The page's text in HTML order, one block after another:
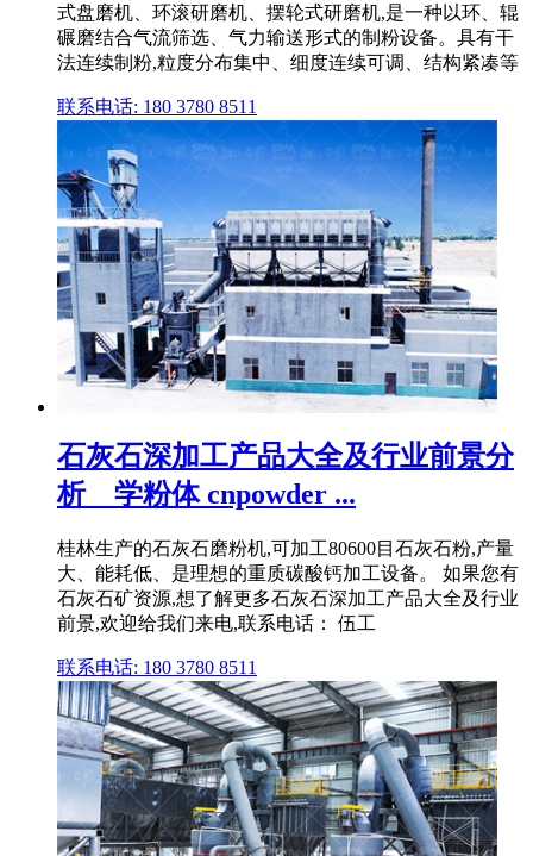
式盘磨机、环滚研磨机、摆轮式研磨机,是一种以环、辊
碾磨结合气流筛选、气力输送形式的制粉设备。具有干
法连续制粉,粒度分布集中、细度连续可调、结构紧凑等
联系电话: 180 3780 8511
石灰石深加工产品大全及行业前景分
析 _ 学粉体 cnpowder ...
桂林生产的石灰石磨粉机,可加工80600目石灰石粉,产量
大、能耗低、是理想的重质碳酸钙加工设备。 如果您有
石灰石矿资源,想了解更多石灰石深加工产品大全及行业
前景,欢迎给我们来电,联系电话： 伍工
联系电话: 180 3780 8511